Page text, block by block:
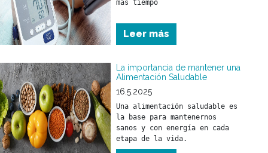
más tiempo
Leer más
La importancia de mantener una
Alimentación Saludable
16.5.2025
Una alimentación saludable es
la base para mantenernos
sanos y con energía en cada